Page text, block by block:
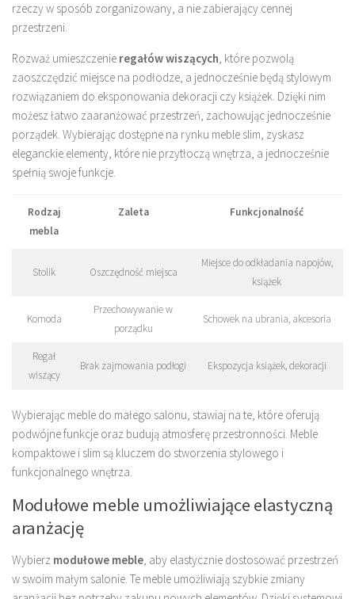
rzeczy w sposób zorganizowany, a nie zabierający cennej
przestrzeni.
Rozważ umieszczenie regałów wiszących, które pozwolą
zaoszczędzić miejsce na podłodze, a jednocześnie będą stylowym
rozwiązaniem do eksponowania dekoracji czy książek. Dzięki nim
możesz łatwo zaaranżować przestrzeń, zachowując jednocześnie
porządek. Wybierając dostępne na rynku meble slim, zyskasz
eleganckie elementy, które nie przytłoczą wnętrza, a jednocześnie
spełnią swoje funkcje.
Rodzaj
mebla
Zaleta Funkcjonalność
Stolik Oszczędność miejsca
Miejsce do odkładania napojów,
książek
Komoda
Przechowywanie w
porządku
Schowek na ubrania, akcesoria
Regał
wiszący
Brak zajmowania podłogi Ekspozycja książek, dekoracji
Wybierając meble do małego salonu, stawiaj na te, które oferują
podwójne funkcje oraz budują atmosferę przestronności. Meble
kompaktowe i slim są kluczem do stworzenia stylowego i
funkcjonalnego wnętrza.
Modułowe meble umożliwiające elastyczną
aranżację
Wybierz modułowe meble , aby elastycznie dostosować przestrzeń
w swoim małym salonie. Te meble umożliwiają szybkie zmiany